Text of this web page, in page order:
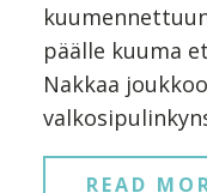
päälle kuuma
Nakkaa
READ